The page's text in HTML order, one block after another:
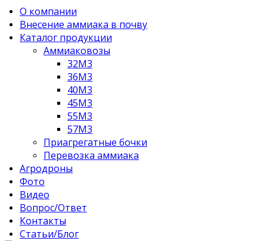
О компании
Внесение аммиака в почву
Каталог продукции
Аммиаковозы
32М3
36М3
40М3
45М3
55М3
57М3
Приагрегатные бочки
Перевозка аммиака
Агродроны
Фото
Видео
Вопрос/Ответ
Контакты
Статьи/Блог